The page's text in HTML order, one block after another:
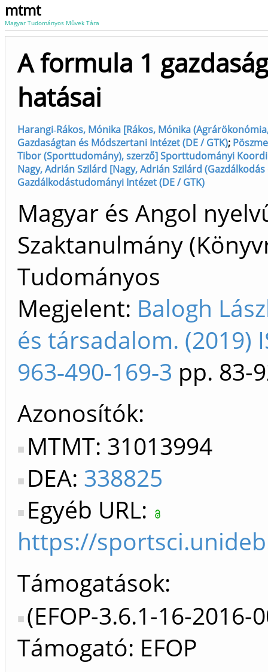
mtmt
Magyar Tudományos Művek Tára
A formula 1
hatásai
Harangi‐Rákos, Mónika [Rákos, Mónika
Gazdaságtan és Módszertani Intézet (DE / GTK);
Tibor (Sporttudomány), szerző] Sporttudományi
Nagy, Adrián Szilárd [Nagy, Adrián Szilárd (Gazdálkodás
Gazdálkodástudományi Intézet (DE / GTK)
Magyar és Angol
Szaktanulmány
Tudományos
Megjelent: Balogh
és társadalom. (2019)
963‐490‐169‐3 pp. 83-
Azonosítók
MTMT: 31013994
DEA: 338825
Egyéb URL:
https://
Támogatások:
(EFOP-3.6.1-16-2016-
Támogató: EFOP